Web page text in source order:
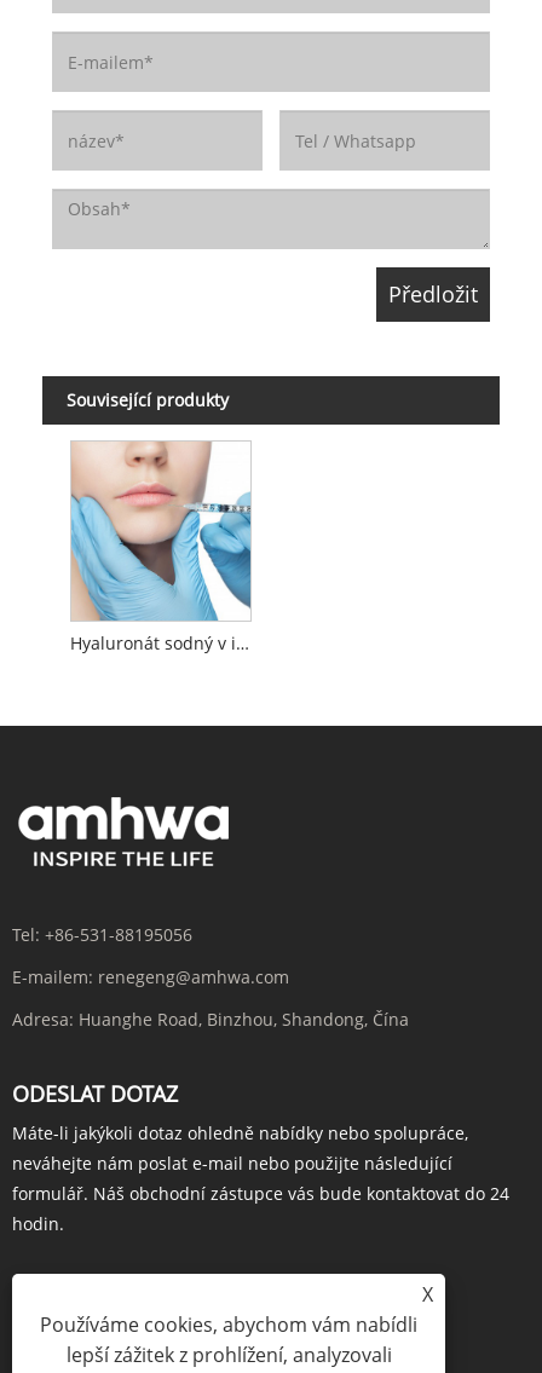
Související produkty
Hyaluronát sodný v injekční kvalitě
Tel: +86-531-88195056
E-mailem: renegeng@amhwa.com
Adresa: Huanghe Road, Binzhou, Shandong, Čína
ODESLAT DOTAZ
Máte-li jakýkoli dotaz ohledně nabídky nebo spolupráce,
neváhejte nám poslat e-mail nebo použijte následující
formulář. Náš obchodní zástupce vás bude kontaktovat do 24
hodin.
POPTÁVKA HNED
X
Používáme cookies, abychom vám nabídli
lepší zážitek z prohlížení, analyzovali